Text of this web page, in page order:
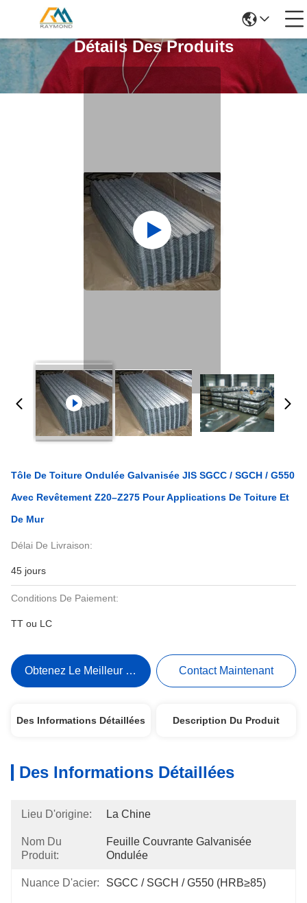
Détails Des Produits
Tôle De Toiture Ondulée Galvanisée JIS SGCC / SGCH / G550
Avec Revêtement Z20–Z275 Pour Applications De Toiture Et
De Mur
Délai De Livraison:
45 jours
Conditions De Paiement:
TT ou LC
Obtenez Le Meilleur Prix Contact Maintenant
Des Informations Détaillées Description Du Produit
Des Informations Détaillées
Lieu D'origine: La Chine
Nom Du
Produit:
Feuille Couvrante Galvanisée
Ondulée
Nuance D'acier: SGCC / SGCH / G550 (HRB≥85)